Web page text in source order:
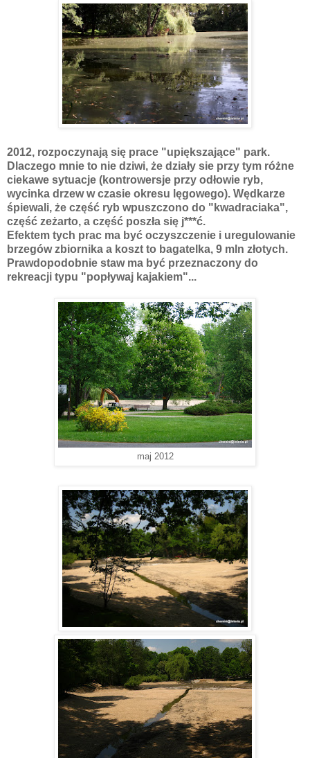
2012, rozpoczynają się prace "upiększające" park.
Dlaczego mnie to nie dziwi, że działy sie przy tym różne
ciekawe sytuacje (kontrowersje przy odłowie ryb,
wycinka drzew w czasie okresu lęgowego). Wędkarze
śpiewali, że część ryb wpuszczono do "kwadraciaka",
część zeżarto, a część poszła się j***ć.
Efektem tych prac ma być oczyszczenie i uregulowanie
brzegów zbiornika a koszt to bagatelka, 9 mln złotych.
Prawdopodobnie staw ma być przeznaczony do
rekreacji typu "popływaj kajakiem"...
maj 2012